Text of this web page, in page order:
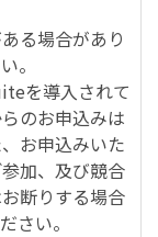
る場合があり
。
を導入されて
のお申込みは
お申込みいた
加、及び競合
断りする場合
さい。